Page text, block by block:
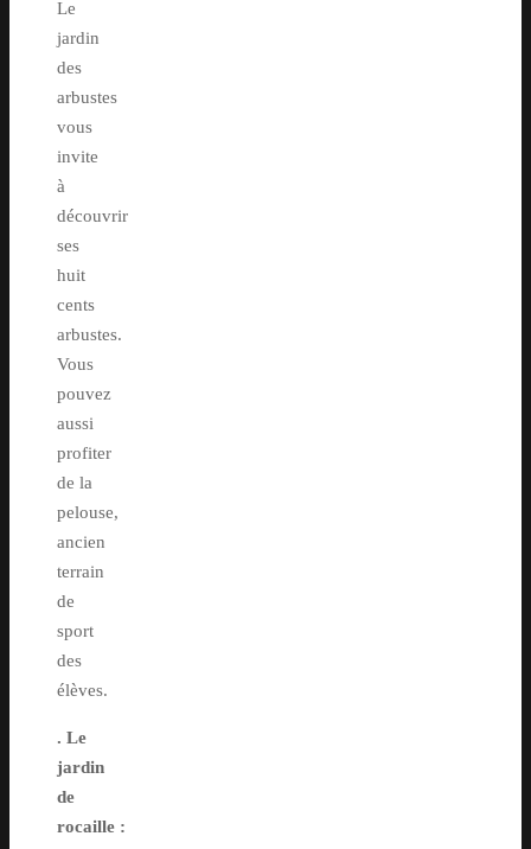
Le
jardin
des
arbustes
vous
invite
à
découvrir
ses
huit
cents
arbustes.
Vous
pouvez
aussi
profiter
de la
pelouse,
ancien
terrain
de
sport
des
élèves.
. Le
jardin
de
rocaille :